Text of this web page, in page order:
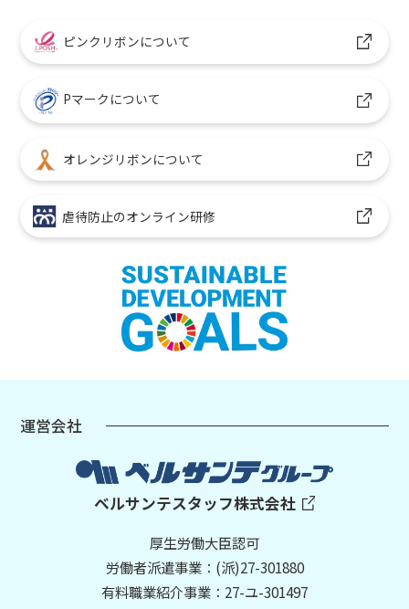
ピンクリボンについて
Pマークについて
オレンジリボンについて
虐待防止のオンライン研修
運営会社
ベルサンテスタッフ株式会社
厚生労働大臣認可
労働者派遣事業：(派)27-301880
有料職業紹介事業：27-ユ-301497